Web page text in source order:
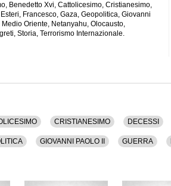
Benedetto Xvi, Cattolicesimo, Cristianesimo,
Francesco, Gaza, Geopolitica, Giovanni
Oriente, Netanyahu, Olocausto,
Storia, Terrorismo Internazionale.
CRISTIANESIMO DECESSI
GIOVANNI PAOLO II GUERRA